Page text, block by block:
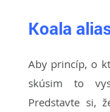
Koala
Aby princíp, o
skúsim to
Predstavte si,